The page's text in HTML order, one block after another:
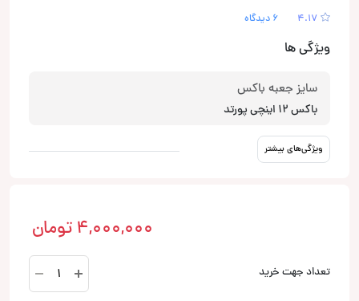
4.17 6 دیدگاه
ویژگی ها
سایز جعبه باکس
باکس 12 اینچی پورتد
ویژگی‌های بیشتر
4,000,000 تومان
تعداد جهت خرید
12
اینچی